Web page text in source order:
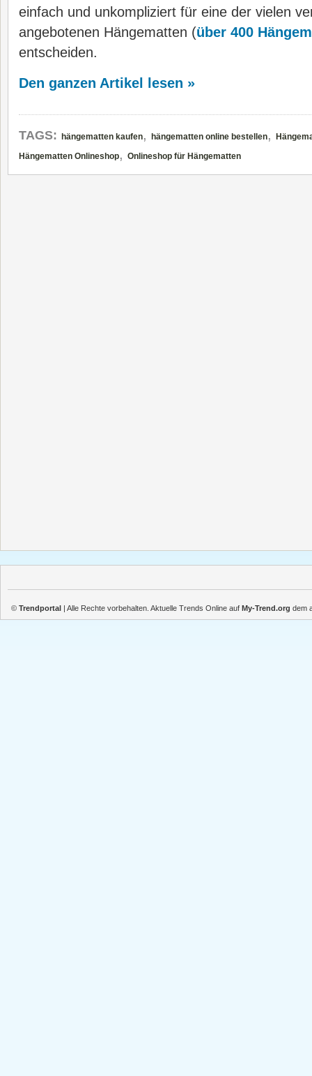
einfach und unkompliziert für eine der vielen
angebotenen Hängematten (über 400
entscheiden.
Den ganzen Artikel lesen »
TAGS: hängematten kaufen, hängematten online bestellen,
Hängematten Onlineshop, Onlineshop für Hängematten
© Trendportal | Alle Rechte vorbehalten. Aktuelle Trends Online auf My-Trend.org dem